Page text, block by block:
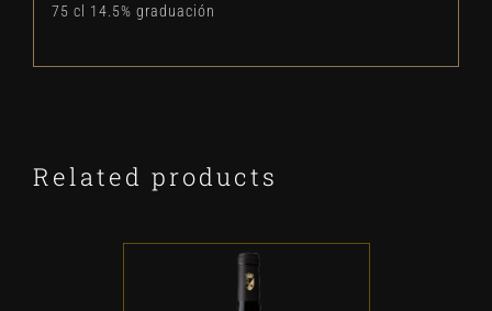
75 cl 14.5% graduación
Related products